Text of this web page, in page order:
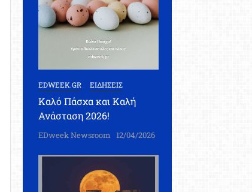
EDWEEK.GR ΕΙΔΗΣΕΙΣ
Καλό Πάσχα και Καλή
Ανάσταση 2026!
EDweek Newsroom 12/04/2026